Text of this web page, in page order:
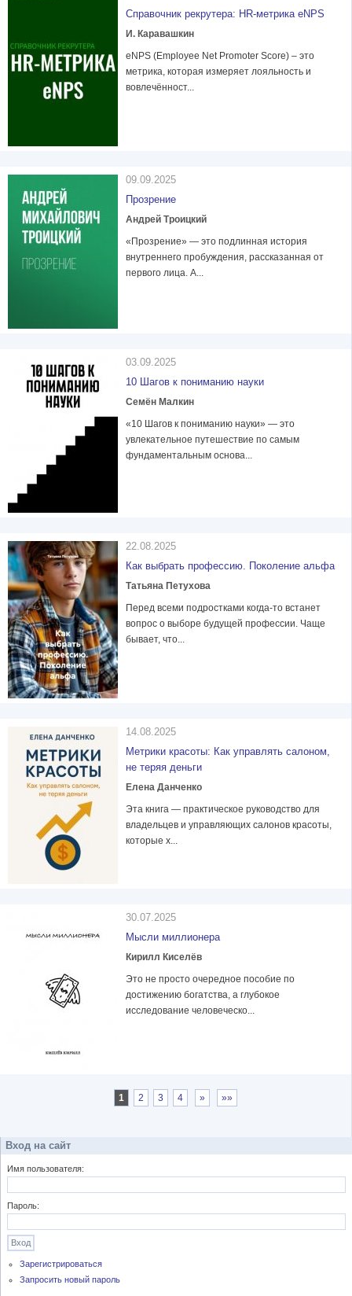
Справочник рекрутера: HR-метрика eNPS
И. Каравашкин
eNPS (Employee Net Promoter Score) – это
метрика, которая измеряет лояльность и
вовлечённост...
09.09.2025
Прозрение
Андрей Троицкий
«Прозрение» — это подлинная история
внутреннего пробуждения, рассказанная от
первого лица. А...
03.09.2025
10 Шагов к пониманию науки
Семён Малкин
«10 Шагов к пониманию науки» — это
увлекательное путешествие по самым
фундаментальным основа...
22.08.2025
Как выбрать профессию. Поколение альфа
Татьяна Петухова
Перед всеми подростками когда-то встанет
вопрос о выборе будущей профессии. Чаще
бывает, что...
14.08.2025
Метрики красоты: Как управлять салоном,
не теряя деньги
Елена Данченко
Эта книга — практическое руководство для
владельцев и управляющих салонов красоты,
которые х...
30.07.2025
Мысли миллионера
Кирилл Киселёв
Это не просто очередное пособие по
достижению богатства, а глубокое
исследование человеческо...
1 2 3 4 » »»
Вход на сайт
Имя пользователя:
Пароль:
Зарегистрироваться
Запросить новый пароль